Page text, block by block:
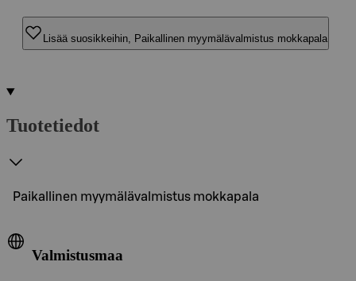
Lisää suosikkeihin, Paikallinen myymälävalmistus mokkapala
Tuotetiedot
Paikallinen myymälävalmistus mokkapala
Valmistusmaa